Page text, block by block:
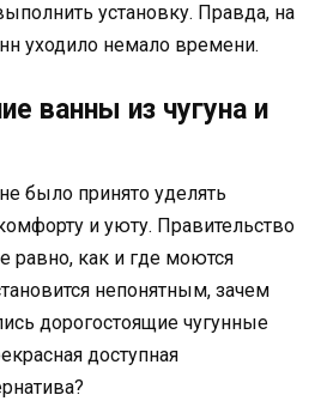
установку. Правда, на
уходило немало времени.
ванны из чугуна и
было принято уделять
и уюту. Правительство
равно, как и где моются
непонятным, зачем
дорогостоящие чугунные
доступная